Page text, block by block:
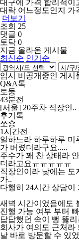
대구에 가격 합리적이
대락 어느정도인지 가
더보기
조회 25
댓글 0
토닥 0
지금 올라온 게시물
최신순 인기순
임시 비공개중인 게시
Q&A톡
토둥
43분전
[서울] 20주차 직장인
후기톡
쏘숑
1시간전
일하느라 하루하루 미
가 버렸더라구요.....
주수가 꽤 찬 상태라
더라고요ㅠㅠㅠㅠㅠ
직장인이라 낮에는 도
가..
다행히 24시간 상담이
새벽 시간이었음에도
진행 가능 여부 부터
답답했던 속이 뻥 뚫
회사가 여의도 근처라
날 바로 방문할 수 있